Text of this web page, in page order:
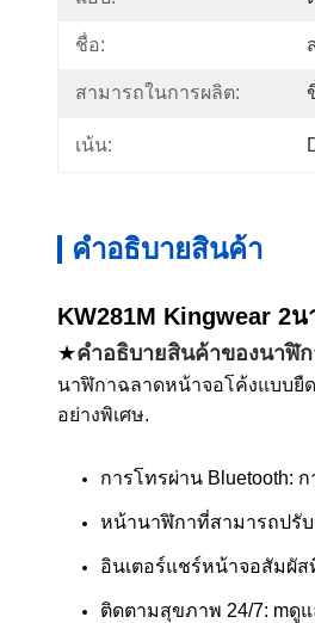
ชื่อ:
สามารถในการผลิต:
เน้น:
คําอธิบายสินค้า
KW281M Kingwear 2น
★คําอธิบายสินค้าของนาฬิ
นาฬิกาฉลาดหน้าจอโค้งแบบยื
อย่างพิเศษ.
การโทรผ่าน Bluetooth:
หน้านาฬิกาที่สามารถปรั
อินเตอร์แชร์หน้าจอสัมผัส
ติดตามสุขภาพ 24/7: mดู